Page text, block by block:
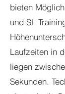
bieten
und SL
Laufzeiten in
liegen
Sekunden.